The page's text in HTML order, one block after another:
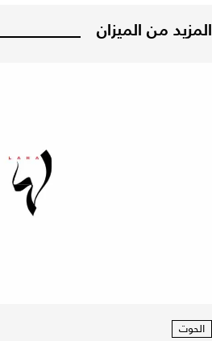
المزيد من الميزان
الحوت